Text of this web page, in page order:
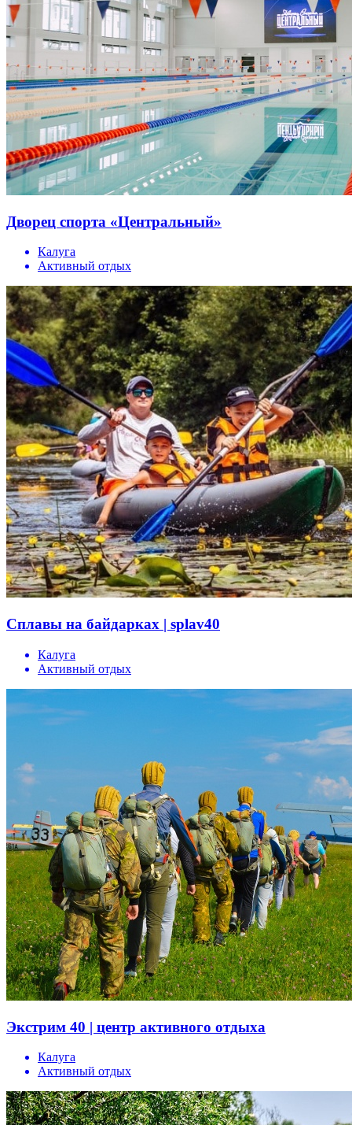
Дворец спорта «Центральный»
Калуга
Активный отдых
Сплавы на байдарках | splav40
Калуга
Активный отдых
Экстрим 40 | центр активного отдыха
Калуга
Активный отдых